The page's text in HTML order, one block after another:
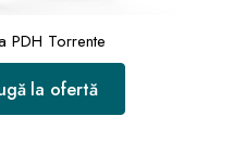
PDH Torrente
la ofertă